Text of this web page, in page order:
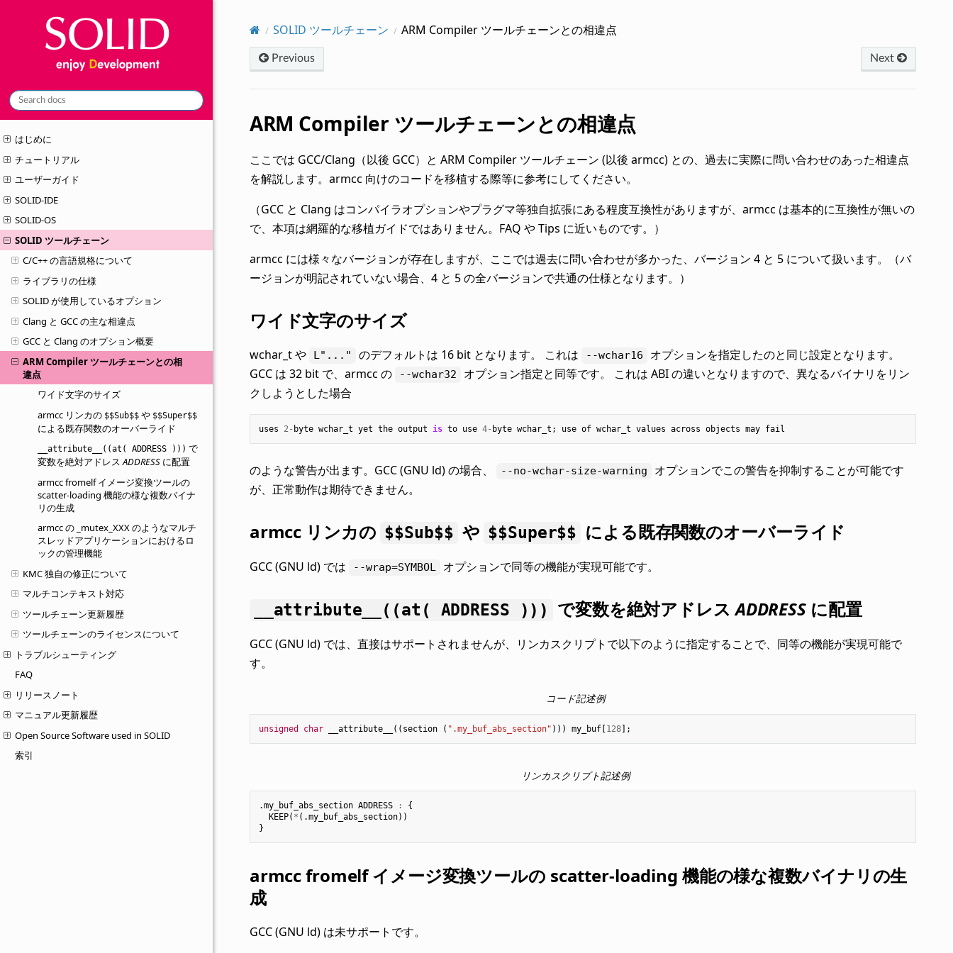
はじめに
チュートリアル
ユーザーガイド
SOLID-IDE
SOLID-OS
SOLID ツールチェーン
C/C++ の言語規格について
ライブラリの仕様
SOLID が使用しているオプション
Clang と GCC の主な相違点
GCC と Clang のオプション概要
ARM Compiler ツールチェーンとの相
違点
ワイド文字のサイズ
armcc リンカの $$Sub$$や $$Super$$
による既存関数のオーバーライド
__attribute__((at( ADDRESS ))) で
変数を絶対アドレスADDRESSに配置
armcc fromelf イメージ変換ツールの
scatter-loading 機能の様な複数バイナ
リの生成
armcc の _mutex_XXX のようなマルチ
スレッドアプリケーションにおけるロ
ックの管理機能
KMC 独自の修正について
マルチコンテキスト対応
ツールチェーン更新履歴
ツールチェーンのライセンスについて
トラブルシューティング
FAQ
リリースノート
マニュアル更新履歴
Open Source Software used in SOLID
索引
SOLID ツールチェーン ARM Compiler ツールチェーンとの相違点
Previous Next
ARM Compiler ツールチェーンとの相違点
ここでは GCC/Clang（以後 GCC）と ARM Compiler ツールチェーン (以後 armcc) との、過去に実際に問い合わせのあった相違点
を解説します。armcc 向けのコードを移植する際等に参考にしてください。
（GCC と Clang はコンパイラオプションやプラグマ等独自拡張にある程度互換性がありますが、armcc は基本的に互換性が無いの
で、本項は網羅的な移植ガイドではありません。FAQ や Tips に近いものです。）
armcc には様々なバージョンが存在しますが、ここでは過去に問い合わせが多かった、バージョン 4 と 5 について扱います。（バ
ージョンが明記されていない場合、4 と 5 の全バージョンで共通の仕様となります。）
ワイド文字のサイズ
wchar_t や L"..." のデフォルトは 16 bit となります。 これは --wchar16
オプションを指定したのと同じ設定となります。
GCC は 32 bit で、armcc の
--wchar32
オプション指定と同等です。 これは ABI の違いとなりますので、異なるバイナリをリン
クしようとした場合
uses 2- byte wchar_t yet the output is to use 4- byte wchar_t ; use of wchar_t values across objects may fail
のような警告が出ます。GCC (GNU ld) の場合、 --no-wchar-size-warning
オプションでこの警告を抑制することが可能です
が、正常動作は期待できません。
armcc リンカの $$Sub$$ や $$Super$$ による既存関数のオーバーライド
GCC (GNU ld) では --wrap=SYMBOL オプションで同等の機能が実現可能です。
__attribute__((at( ADDRESS ))) で変数を絶対アドレスADDRESSに配置
GCC (GNU ld) では、直接はサポートされませんが、リンカスクリプトで以下のように指定することで、同等の機能が実現可能で
す。
コード記述例
unsigned char __attribute__ (( section ( ".my_buf_abs_section" ))) my_buf[ 128];
リンカスクリプト記述例
.my_buf_abs_section ADDRESS :
{
KEEP( * (.my_buf_abs_section))
}
armcc fromelf イメージ変換ツールの scatter-loading 機能の様な複数バイナリの生
成
GCC (GNU ld) は未サポートです。